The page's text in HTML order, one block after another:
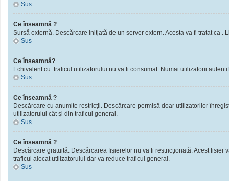
Sus
Ce înseamnă ?
Sursă externă. Descărcare iniţiată de un server extern. Acesta va fi tratat ca
Sus
Ce înseamnă?
Echivalent cu: traficul utilizatorului nu va fi consumat. Numai utilizatorii
Sus
Ce înseamnă ?
Descărcare cu anumite restricţii. Descărcare permisă doar utilizatorilor
utilizatorului cât şi din traficul general.
Sus
Ce înseamnă ?
Descărcare gratuită. Descărcarea fişierelor nu va fi restricţionată. Acest
traficul alocat utilizatorului dar va reduce traficul general.
Sus